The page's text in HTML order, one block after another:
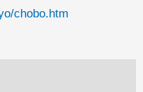
chobo.htm